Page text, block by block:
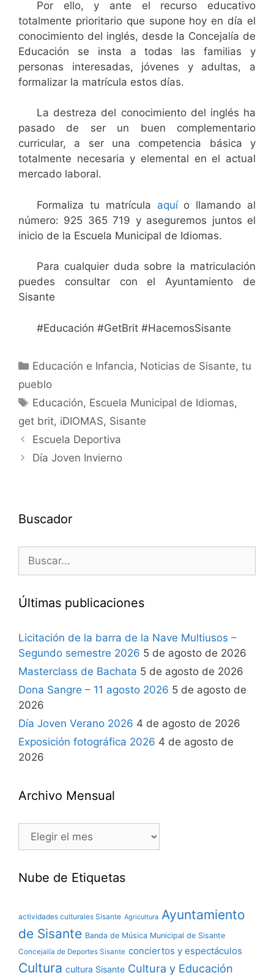
Por ello, y ante el recurso educativo
totalmente prioritario que supone hoy en día el
conocimiento del inglés, desde la Concejalía de
Educación se insta a todas las familias y
personas interesadas, jóvenes y adultas, a
formalizar la matrícula estos días.
La destreza del conocimiento del inglés ha
pasado de ser un buen complementario
curricular, a ser una competencia básica y
totalmente necesaria y elemental en el actual
mercado laboral.
Formaliza tu matrícula aquío llamando al
número: 925 365 719 y aseguremos juntos el
inicio de la Escuela Municipal de Idiomas.
Para cualquier duda sobre la matriculación
puedes consultar con el Ayuntamiento de
Sisante
#Educación #GetBrit #HacemosSisante
Educación e Infancia, Noticias de Sisante, tu
pueblo
Educación, Escuela Municipal de Idiomas,
get brit, iDIOMAS, Sisante
Escuela Deportiva
Día Joven Invierno
Buscador
Últimas publicaciones
Licitación de la barra de la Nave Multiusos –
Segundo semestre 2026 5 de agosto de 2026
Masterclass de Bachata 5 de agosto de 2026
Dona Sangre – 11 agosto 2026 5 de agosto de
2026
Día Joven Verano 2026 4 de agosto de 2026
Exposición fotográfica 2026 4 de agosto de
2026
Archivo Mensual
Nube de Etiquetas
actividades culturales Sisante Agricultura Ayuntamiento
de Sisante Banda de Música Municipal de Sisante
Concejalía de Deportes Sisante conciertos y espectáculos
Cultura cultura Sisante Cultura y Educación